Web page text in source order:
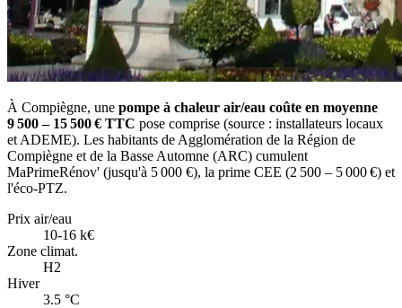
À Compiègne, une pompe à chaleur air/eau coûte en moyenne
9 500 – 15 500 € TTC pose comprise (source : installateurs locaux
et ADEME). Les habitants de Agglomération de la Région de
Compiègne et de la Basse Automne (ARC) cumulent
MaPrimeRénov' (jusqu'à 5 000 €), la prime CEE (2 500 – 5 000 €) et
l'éco-PTZ.
Prix air/eau
10-16 k€
Zone climat.
H2
Hiver
3.5 °C